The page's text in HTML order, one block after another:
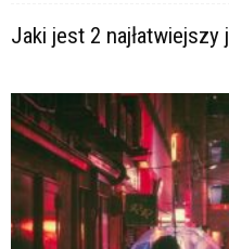
Jaki jest 2 najłatwiejszy